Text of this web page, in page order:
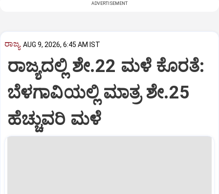
ADVERTISEMENT
ರಾಜ್ಯ AUG 9, 2026, 6:45 AM IST
ರಾಜ್ಯದಲ್ಲಿ ಶೇ.22 ಮಳೆ ಕೊರತೆ:
ಬೆಳಗಾವಿಯಲ್ಲಿ ಮಾತ್ರ ಶೇ.25
ಹೆಚ್ಚುವರಿ ಮಳೆ